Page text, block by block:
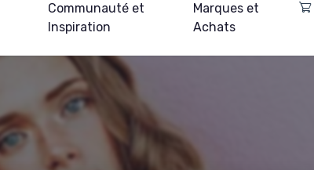
Communauté et
Inspiration
Marques et
Achats